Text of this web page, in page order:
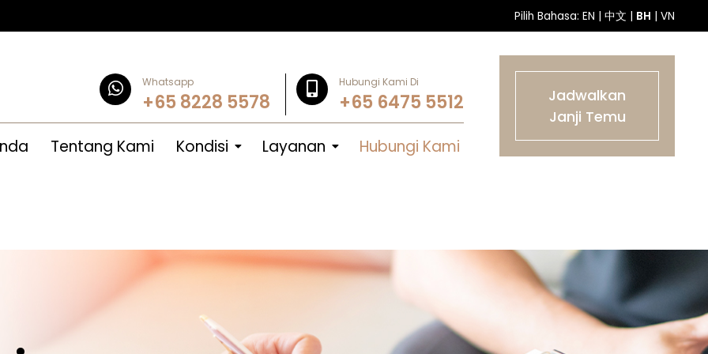
Pilih Bahasa: EN | 中文 | BH | VN
Whatsapp
+65 8228 5578
Hubungi Kami Di
+65 6475 5512
Tentang Kami Kondisi Layanan Hubungi Kami
Jadwalkan
Janji Temu